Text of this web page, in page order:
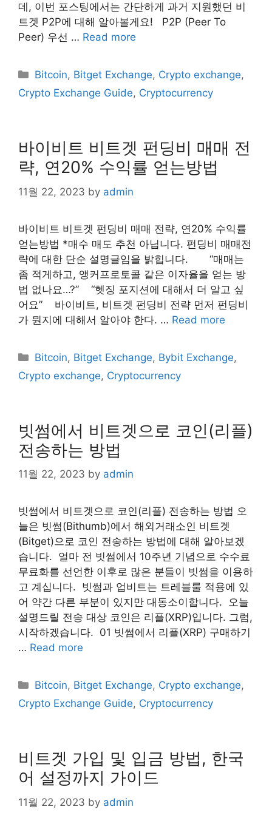
데, 이번 포스팅에서는 간단하게 과거 지원했던 비
트겟 P2P에 대해 알아볼게요! ​ ​ P2P (Peer To
Peer) 우선 … Read more
Categories
Bitcoin, Bitget Exchange, Crypto exchange,
Crypto Exchange Guide, Cryptocurrency
바이비트 비트겟 펀딩비 매매 전
략, 연20% 수익률 얻는방법
11월 22, 2023 by admin
바이비트 비트겟 펀딩비 매매 전략, 연20% 수익률
얻는방법 *매수 매도 추천 아닙니다. 펀딩비 매매전
략에 대한 단순 설명글임을 밝힙니다. ​ ​ ​ ​ ​ ​ “매매는
좀 적게하고, 앵커프로토콜 같은 이자율을 얻는 방
법 없나요…?” ​ ​ ​ “헷징 포지션에 대해서 더 알고 싶
어요” ​ ​ ​ 바이비트, 비트겟 펀딩비 전략 먼저 펀딩비
가 뭔지에 대해서 알아야 한다. … Read more
Categories
Bitcoin, Bitget Exchange, Bybit Exchange,
Crypto exchange, Cryptocurrency
빗썸에서 비트겟으로 코인(리플)
전송하는 방법
11월 22, 2023 by admin
​빗썸에서 비트겟으로 코인(리플) 전송하는 방법 오
늘은 빗썸(Bithumb)에서 해외거래소인 비트겟
(Bitget)으로 코인 전송하는 방법에 대해 알아보겠
습니다. ​ 얼마 전 빗썸에서 10주년 기념으로 수수료
무료화를 선언한 이후로 많은 분들이 빗썸을 이용하
고 계십니다. ​ 빗썸과 업비트는 트레블룰 적용에 있
어 약간 다른 부분이 있지만 대동소이합니다. ​ 오늘
설명드릴 전송 대상 코인은 리플(XRP)입니다. 그럼,
시작하겠습니다. ​ 01 빗썸에서 리플(XRP) 구매하기 ​
… Read more
Categories
Bitcoin, Bitget Exchange, Crypto exchange,
Crypto Exchange Guide, Cryptocurrency
비트겟 가입 및 입금 방법, 한국
어 설정까지 가이드
11월 22, 2023 by admin